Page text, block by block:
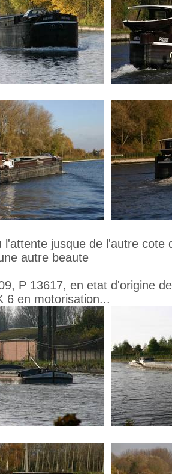
l'attente jusque de l'autre cote
autre beaute
P 13617, en etat d'origine
6 en motorisation...